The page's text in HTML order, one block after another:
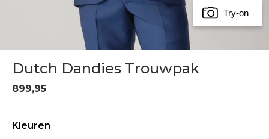
Dutch Dandies Trouwpak
899,95
Kleuren
Try-on